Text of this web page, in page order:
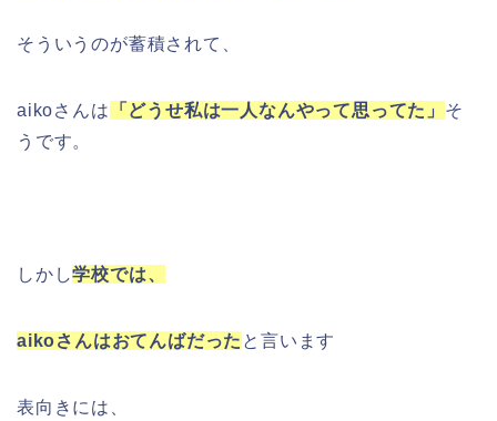
そういうのが蓄積されて、
aikoさんは 「どうせ私は一人なんやって思ってた」 そ
うです。
しかし学校では、
aikoさんはおてんばだった と言います
表向きには、